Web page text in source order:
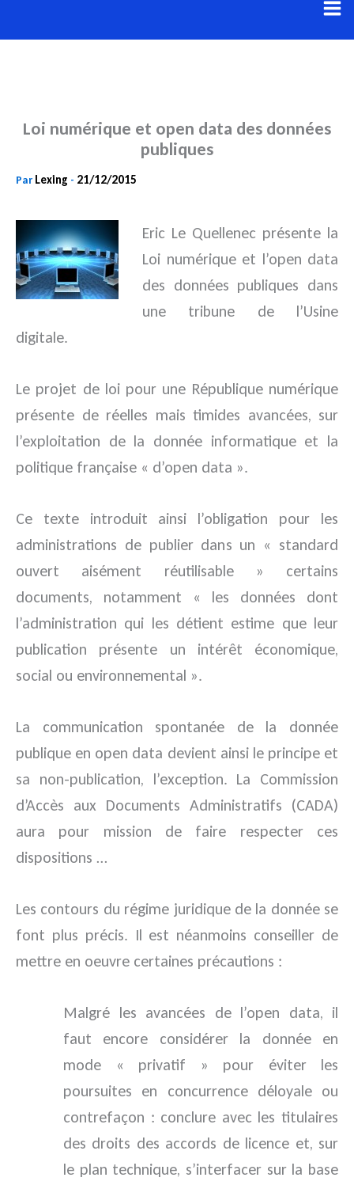
au
Loi numérique et open data des données
publiques
Par Lexing - 21/12/2015
Eric Le Quellenec présente la
Loi numérique et l’open data
des données publiques dans
une tribune de l’Usine
digitale.
Le projet de loi pour une République numérique
présente de réelles mais timides avancées, sur
l’exploitation de la donnée informatique et la
politique française « d’open data ».
Ce texte introduit ainsi l’obligation pour les
administrations de publier dans un « standard
ouvert aisément réutilisable » certains
documents, notamment « les données dont
l’administration qui les détient estime que leur
publication présente un intérêt économique,
social ou environnemental ».
La communication spontanée de la donnée
publique en open data devient ainsi le principe et
sa non-publication, l’exception. La Commission
d’Accès aux Documents Administratifs (CADA)
aura pour mission de faire respecter ces
dispositions …
Les contours du régime juridique de la donnée se
font plus précis. Il est néanmoins conseiller de
mettre en oeuvre certaines précautions :
Malgré les avancées de l’open data, il
faut encore considérer la donnée en
mode « privatif » pour éviter les
poursuites en concurrence déloyale ou
contrefaçon : conclure avec les titulaires
des droits des accords de licence et, sur
le plan technique, s’interfacer sur la base